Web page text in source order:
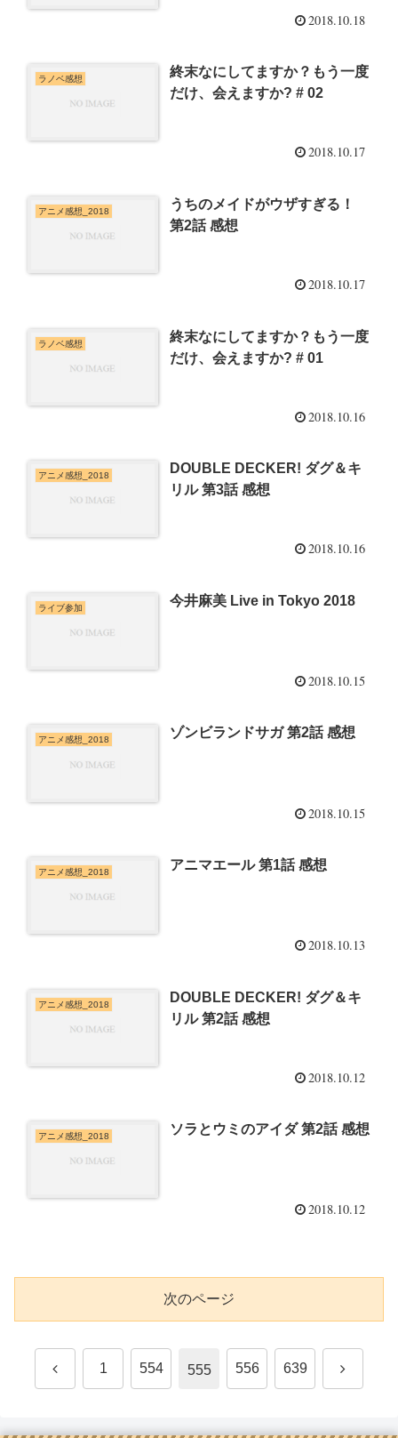
2018.10.18
ラノベ感想
終末なにしてますか？もう一度
だけ、会えますか? # 02
2018.10.17
アニメ感想_2018
うちのメイドがウザすぎる！
第2話 感想
2018.10.17
ラノベ感想
終末なにしてますか？もう一度
だけ、会えますか? # 01
2018.10.16
アニメ感想_2018
DOUBLE DECKER! ダグ＆キ
リル 第3話 感想
2018.10.16
ライブ参加 今井麻美 Live in Tokyo 2018
2018.10.15
アニメ感想_2018 ゾンビランドサガ 第2話 感想
2018.10.15
アニメ感想_2018 アニマエール 第1話 感想
2018.10.13
アニメ感想_2018
DOUBLE DECKER! ダグ＆キ
リル 第2話 感想
2018.10.12
アニメ感想_2018 ソラとウミのアイダ 第2話 感想
2018.10.12
次のページ
前 1 554 555 556 639 次